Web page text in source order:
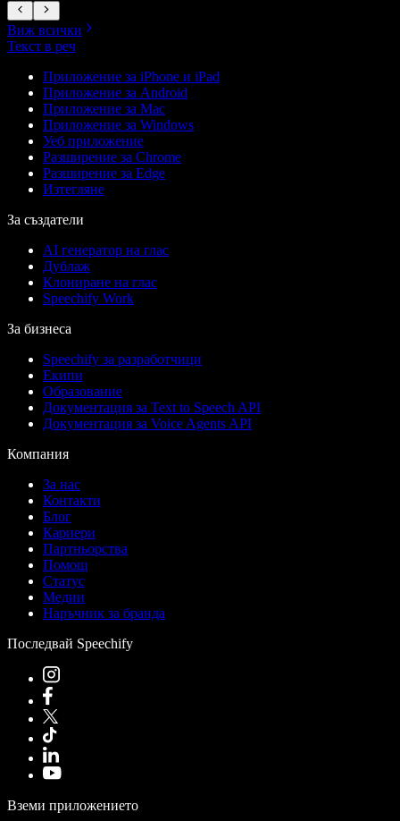
Виж всички
Текст в реч
Приложение за iPhone и iPad
Приложение за Android
Приложение за Mac
Приложение за Windows
Уеб приложение
Разширение за Chrome
Разширение за Edge
Изтегляне
За създатели
AI генератор на глас
Дублаж
Клониране на глас
Speechify Work
За бизнеса
Speechify за разработчици
Екипи
Образование
Документация за Text to Speech API
Документация за Voice Agents API
Компания
За нас
Контакти
Блог
Кариери
Партньорства
Помощ
Статус
Медии
Наръчник за бранда
Последвай Speechify
Вземи приложението